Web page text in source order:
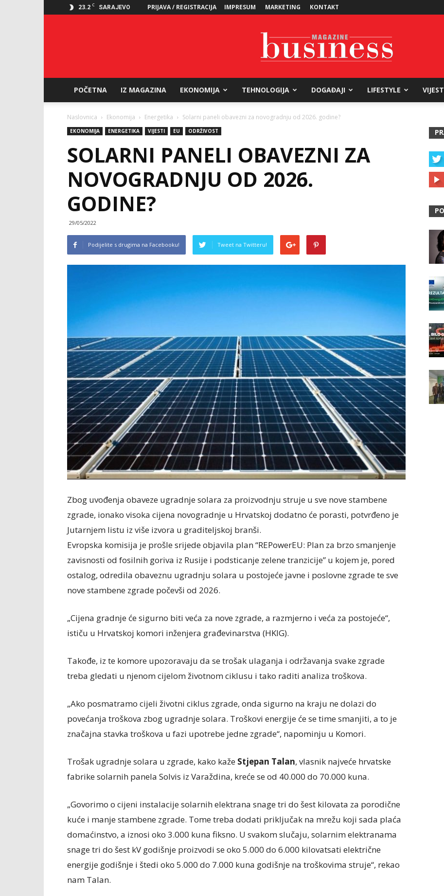
23.2 C SARAJEVO PRIJAVA / REGISTRACIJA IMPRESUM MARKETING KONTAKT
Magazine
POČETNA IZ MAGAZINA EKONOMIJA TEHNOLOGIJA DOGAĐAJI LIFESTYLE
Naslovnica Ekonomija Energetika Solarni paneli obavezni za novogradnju od 2026. godine?
EKONOMIJA ENERGETIKA VIJESTI EU ODRŽIVOST
SOLARNI PANELI OBAVEZNI ZA
NOVOGRADNJU OD 2026.
GODINE?
29/05/2022
Podijelite s drugima na Facebooku! Tweet na Twitteru!
Zbog uvođenja obaveze ugradnje solara za proizvodnju struje u sve nove stambene
zgrade, ionako visoka cijena novogradnje u Hrvatskoj dodatno će porasti, potvrđeno je
Jutarnjem listu iz više izvora u graditeljskoj branši.
Evropska komisija je prošle srijede objavila plan “REPowerEU: Plan za brzo smanjenje
zavisnosti od fosilnih goriva iz Rusije i podsticanje zelene tranzicije” u kojem je, pored
ostalog, odredila obaveznu ugradnju solara u postojeće javne i poslovne zgrade te sve
nove stambene zgrade počevši od 2026.
„Cijena gradnje će sigurno biti veća za nove zgrade, a razmjerno i veća za postojeće“,
ističu u Hrvatskoj komori inženjera građevinarstva (HKIG).
Takođe, iz te komore upozoravaju da se trošak ulaganja i održavanja svake zgrade
treba gledati u njenom cijelom životnom ciklusu i tako raditi analiza troškova.
„Ako posmatramo cijeli životni ciklus zgrade, onda sigurno na kraju ne dolazi do
povećanja troškova zbog ugradnje solara. Troškovi energije će se time smanjiti, a to je
značajna stavka troškova u fazi upotrebe jedne zgrade“, napominju u Komori.
Trošak ugradnje solara u zgrade, kako kaže Stjepan Talan, vlasnik najveće hrvatske
fabrike solarnih panela Solvis iz Varaždina, kreće se od 40.000 do 70.000 kuna.
„Govorimo o cijeni instalacije solarnih elektrana snage tri do šest kilovata za porodične
kuće i manje stambene zgrade. Tome treba dodati priključak na mrežu koji sada plaća
domaćinstvo, a iznosi oko 3.000 kuna fiksno. U svakom slučaju, solarnim elektranama
snage tri do šest kV godišnje proizvodi se oko 5.000 do 6.000 kilovatsati električne
energije godišnje i štedi oko 5.000 do 7.000 kuna godišnje na troškovima struje“, rekao
nam Talan.